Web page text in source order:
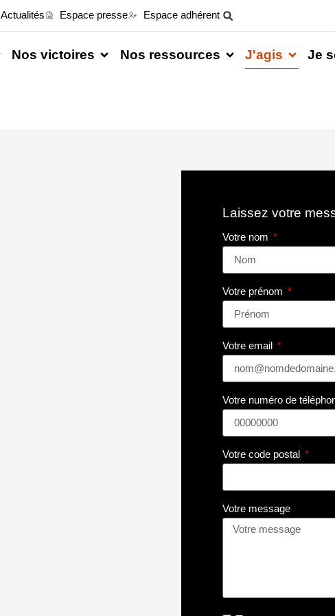
Actualités Espace presse Espace adhérent
Nos victoires Nos ressources J'agis Je
Laissez votre
Votre nom
Votre prénom
Votre email
Votre numéro de
Votre code postal
Votre message